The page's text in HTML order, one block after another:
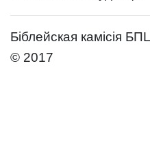
Біблейская камісія
© 2017